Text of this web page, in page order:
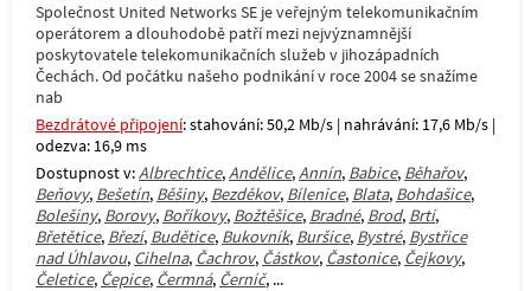
Společnost United Networks SE je veřejným telekomunikačním
operátorem a dlouhodobě patří mezi nejvýznamnější
poskytovatele telekomunikačních služeb v jihozápadních
Čechách. Od počátku našeho podnikání v roce 2004 se snažíme
nab
Bezdrátové připojení: stahování: 50,2 Mb/s | nahrávání: 17,6 Mb/s |
odezva: 16,9 ms
Dostupnost v:Albrechtice,Andělice,Annín, Babice, Běhařov,
Beňovy, Bešetín, Běšiny, Bezděkov, Bílenice, Blata, Bohdašice,
Bolešiny, Borovy, Boříkovy, Božtěšice, Bradné, Brod, Brtí,
Břetětice, Březí, Budětice, Bukovník, Buršice, Bystré, Bystřice
nad Úhlavou, Cihelna, Čachrov, Částkov, Častonice, Čejkovy,
Čeletice, Čepice, Čermná, Černíč, ...